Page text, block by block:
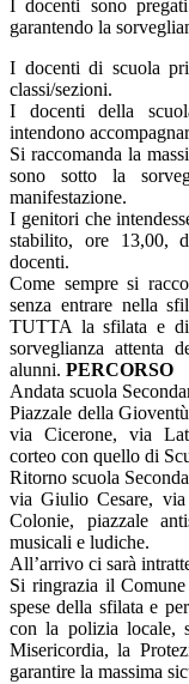
I docenti sono
garantendo la
I docenti di scuola
classi/sezioni.
I docenti della
intendono
Si raccomanda la
sono sotto la
manifestazione.
I genitori che
stabilito, ore 13,00,
docenti.
Come sempre si
senza entrare nella
TUTTA la sfilata e di
sorveglianza attenta
alunni. PERCORSO
Andata scuola
Piazzale della
via Cicerone, via
corteo con quello di
Ritorno scuola
via Giulio Cesare,
Colonie, piazzale
musicali e ludiche.
All’arrivo ci sarà
Si ringrazia il
spese della sfilata e
con la polizia locale,
Misericordia, la
garantire la massima